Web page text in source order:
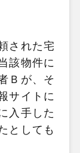
された宅
該物件に
Ｂが、そ
サイトに
入手した
としても